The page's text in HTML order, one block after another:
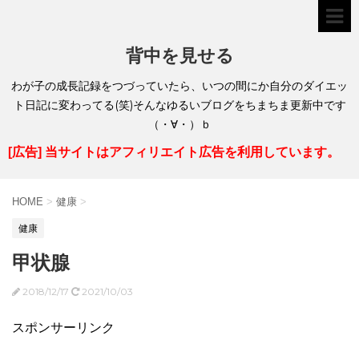
背中を見せる
わが子の成長記録をつづっていたら、いつの間にか自分のダイエッ
ト日記に変わってる(笑)そんなゆるいブログをちまちま更新中です
（・∀・）ｂ
[広告] 当サイトはアフィリエイト広告を利用しています。
HOME > 健康 >
健康
甲状腺
2018/12/17 2021/10/03
スポンサーリンク